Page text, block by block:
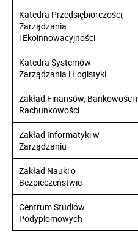
Katedra Przedsiębiorczości,
Zarządzania
i Ekoinnowacyjności
Katedra Systemów
Zarządzania i Logistyki
Zakład Finansów, Bankowości i
Rachunkowości
Zakład Informatyki w
Zarządzaniu
Zakład Nauki o
Bezpieczeństwie
Centrum Studiów
Podyplomowych